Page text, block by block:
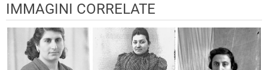
IMMAGINI CORRELATE